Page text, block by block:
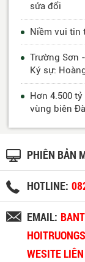
sửa đổi
Niềm vui tin
Trường Sơn
Ký sự:
Hơn 4.500
vùng biên
PHIÊN BẢN
HOTLINE:
EMAIL:
WESITE